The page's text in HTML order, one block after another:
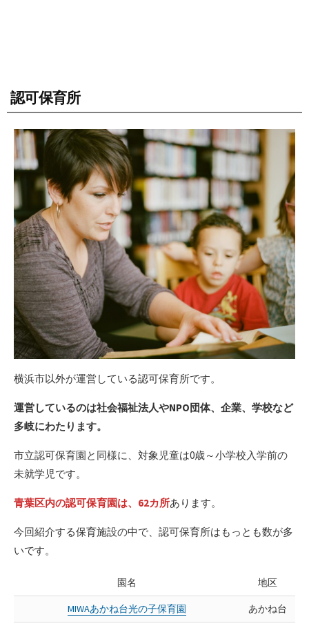
認可保育所
横浜市以外が運営している認可保育所です。
運営しているのは社会福祉法人やNPO団体、企業、学校など
多岐にわたります。
市立認可保育園と同様に、対象児童は0歳～小学校入学前の
未就学児です。
青葉区内の認可保育園は、62カ所あります。
今回紹介する保育施設の中で、認可保育所はもっとも数が多
いです。
園名 地区
MIWAあかね台光の子保育園 あかね台